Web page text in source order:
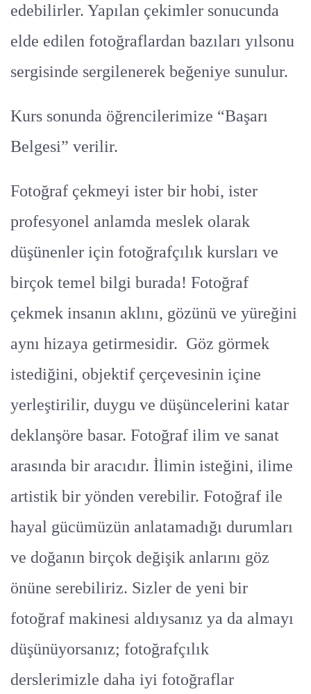
edebilirler. Yapılan çekimler sonucunda
elde edilen fotoğraflardan bazıları yılsonu
sergisinde sergilenerek beğeniye sunulur.
Kurs sonunda öğrencilerimize “Başarı
Belgesi” verilir.
Fotoğraf çekmeyi ister bir hobi, ister
profesyonel anlamda meslek olarak
düşünenler için fotoğrafçılık kursları ve
birçok temel bilgi burada! Fotoğraf
çekmek insanın aklını, gözünü ve yüreğini
aynı hizaya getirmesidir. Göz görmek
istediğini, objektif çerçevesinin içine
yerleştirilir, duygu ve düşüncelerini katar
deklanşöre basar. Fotoğraf ilim ve sanat
arasında bir aracıdır. İlimin isteğini, ilime
artistik bir yönden verebilir. Fotoğraf ile
hayal gücümüzün anlatamadığı durumları
ve doğanın birçok değişik anlarını göz
önüne serebiliriz. Sizler de yeni bir
fotoğraf makinesi aldıysanız ya da almayı
düşünüyorsanız; fotoğrafçılık
derslerimizle daha iyi fotoğraflar